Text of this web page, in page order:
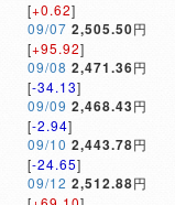
[+0.62]
09/07 2,505.50円
[+95.92]
09/08 2,471.36円
[-34.13]
09/09 2,468.43円
[-2.94]
09/10 2,443.78円
[-24.65]
09/12 2,512.88円